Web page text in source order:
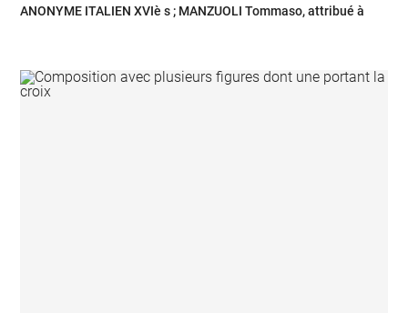
ANONYME ITALIEN XVIè s ; MANZUOLI Tommaso, attribué à